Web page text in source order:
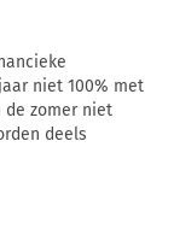
niet 100% met
de zomer niet
deels